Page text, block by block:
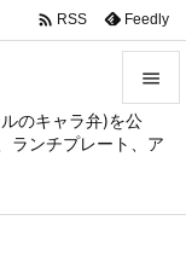
のキャラ弁)を公
ランチプレート、ア


メニュ
サイド
 RSS Feedly